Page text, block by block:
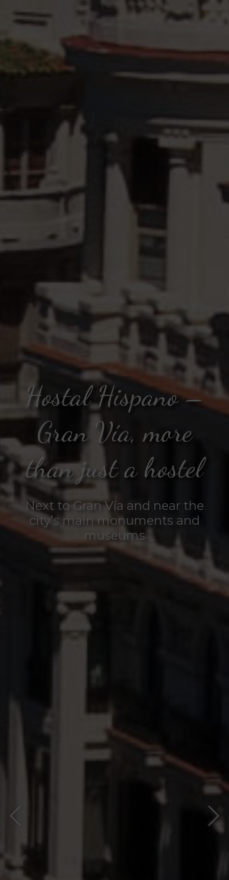
Hostal Hispano –
Gran Vía, more
than just a hostel
Next to Gran Vía and near the
city’s main monuments and
museums